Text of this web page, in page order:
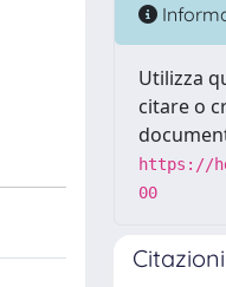
Utilizza
citare o
https://
00
Citazioni